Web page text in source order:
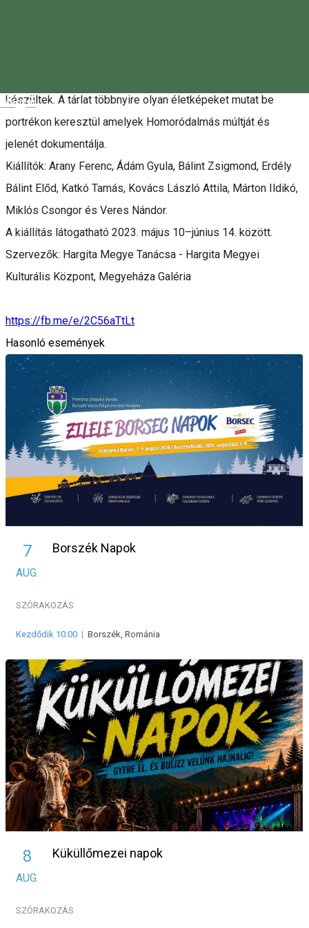
Magyar
készültek. A tárlat többnyire olyan életképeket mutat be
portrékon keresztül amelyek Homoródalmás múltját és
jelenét dokumentálja.
Kiállítók: Arany Ferenc, Ádám Gyula, Bálint Zsigmond, Erdély
Bálint Előd, Katkó Tamás, Kovács László Attila, Márton Ildikó,
Miklós Csongor és Veres Nándor.
A kiállítás látogatható 2023. május 10–június 14. között.
Szervezők: Hargita Megye Tanácsa - Hargita Megyei
Kulturális Központ, Megyeháza Galéria
https://fb.me/e/2C56aTtLt
Hasonló események
7
AUG.
Borszék Napok
SZÓRAKOZÁS
Kezdődik 10:00 | Borszék, Románia
8
AUG.
Küküllőmezei napok
SZÓRAKOZÁS